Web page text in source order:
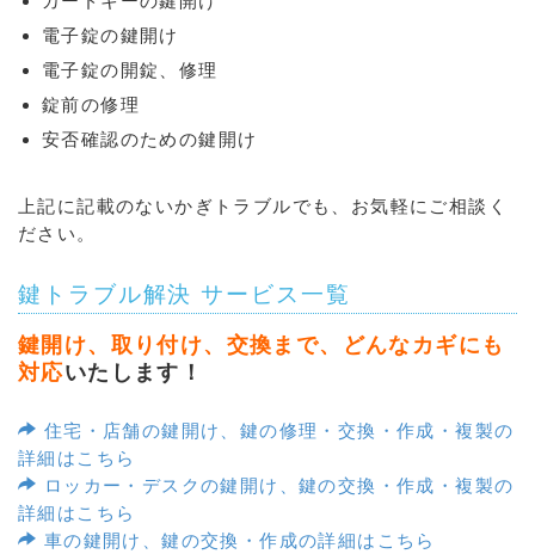
電子錠の鍵開け
電子錠の開錠、修理
錠前の修理
安否確認のための鍵開け
上記に記載のないかぎトラブルでも、お気軽にご相談く
ださい。
鍵トラブル解決 サービス一覧
鍵開け、取り付け、交換まで、どんなカギにも
対応いたします！
住宅・店舗の鍵開け、鍵の修理・交換・作成・複製の
詳細はこちら
ロッカー・デスクの鍵開け、鍵の交換・作成・複製の
詳細はこちら
車の鍵開け、鍵の交換・作成の詳細はこちら